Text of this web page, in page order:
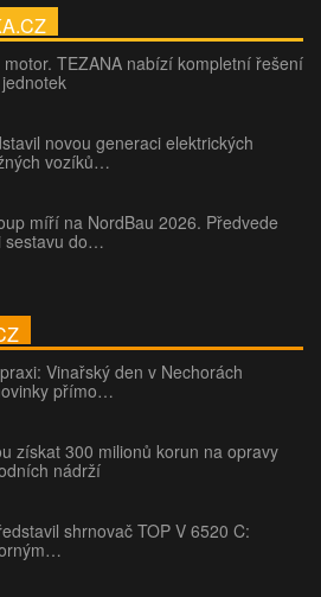
motor. TEZANA nabízí kompletní řešení
novou generaci elektrických
vozíků…
míří na NordBau 2026. Předvede
sestavu do…
Vinařský den v Nechorách
přímo…
získat 300 milionů korun na opravy
nádrží
shrnovač TOP V 6520 C: